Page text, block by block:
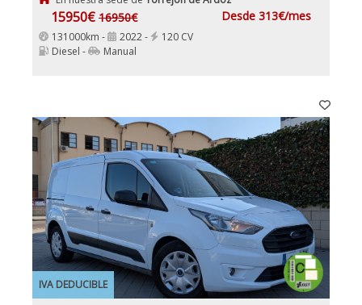
15950€ 16950€ Desde 313€/mes
131000km - 2022 -
120 CV
Diesel -
Manual
IVA DEDUCIBLE